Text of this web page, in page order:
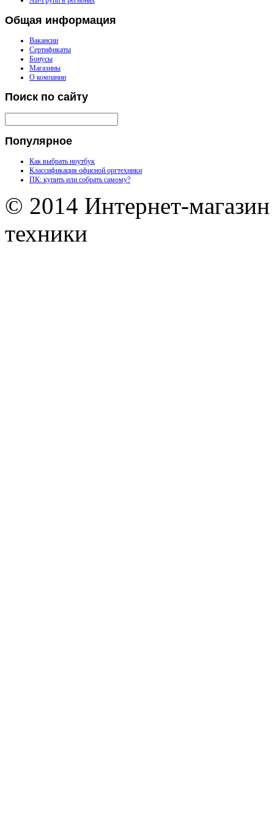
Общая информация
Вакансии
Сертификаты
Бонусы
Магазины
О компании
Поиск по сайту
Популярное
Как выбрать ноутбук
Классификация офисной оргтехники
ПК: купить или собрать самому?
© 2014 Интернет-
техники